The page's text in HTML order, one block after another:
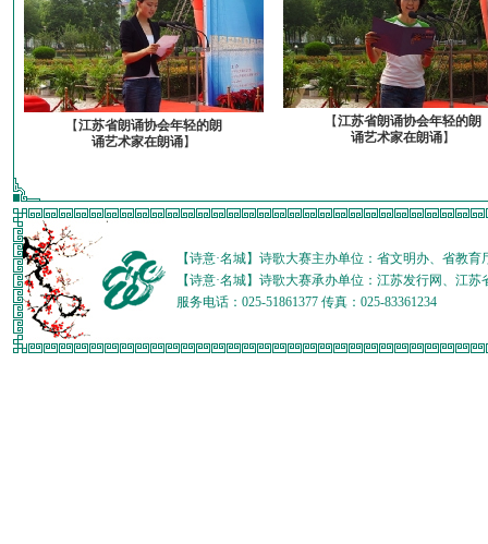
【江苏省朗诵协会年轻的朗
诵艺术家在朗诵】
【江苏省朗诵协会年轻的朗
诵艺术家在朗诵】
【诗意·名城】诗歌大赛主办单位：省文明办、省教
【诗意·名城】诗歌大赛承办单位：江苏发行网、江
服务电话：025-51861377 传真：025-83361234